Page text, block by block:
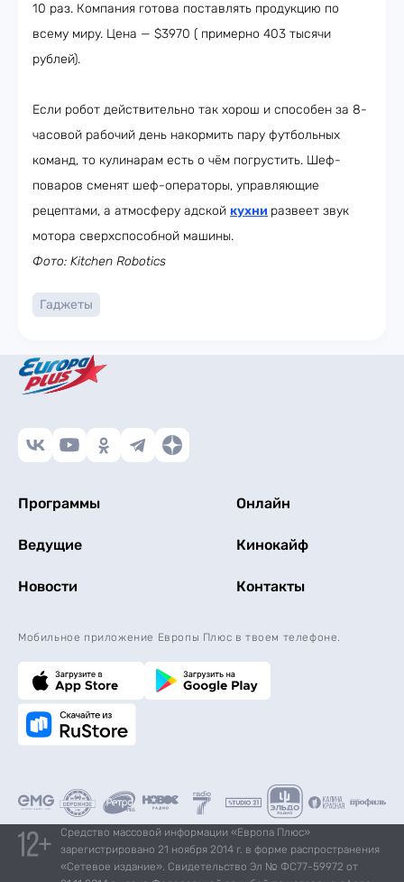
10 раз. Компания готова поставлять продукцию по
всему миру. Цена — $3970 ( примерно 403 тысячи
рублей).
Если робот действительно так хорош и способен за 8-
часовой рабочий день накормить пару футбольных
команд, то кулинарам есть о чём погрустить. Шеф-
поваров сменят шеф-операторы, управляющие
рецептами, а атмосферу адской кухни развеет звук
мотора сверхспособной машины.
Фото: Kitchen Robotics
Гаджеты
Программы Онлайн
Ведущие Кинокайф
Новости Контакты
Мобильное приложение Европы Плюс в твоем телефоне.
Средство массовой информации «Европа Плюс»
зарегистрировано 21 ноября 2014 г. в форме распространения
«Сетевое издание». Свидетельство Эл № ФС77-59972 от